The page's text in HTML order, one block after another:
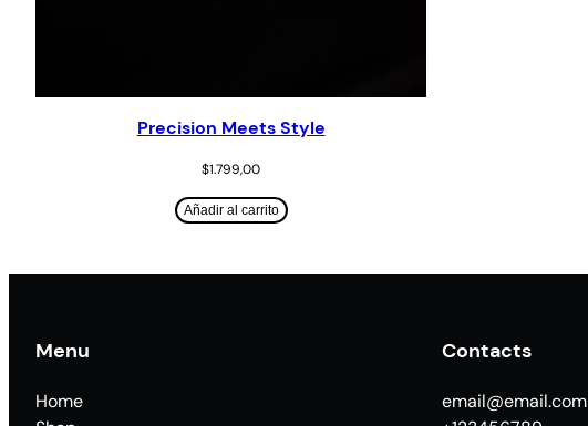
Precision Meets Style
$1.799,00
Añadir al carrito
Menu
Home
Contacts
email@email.com